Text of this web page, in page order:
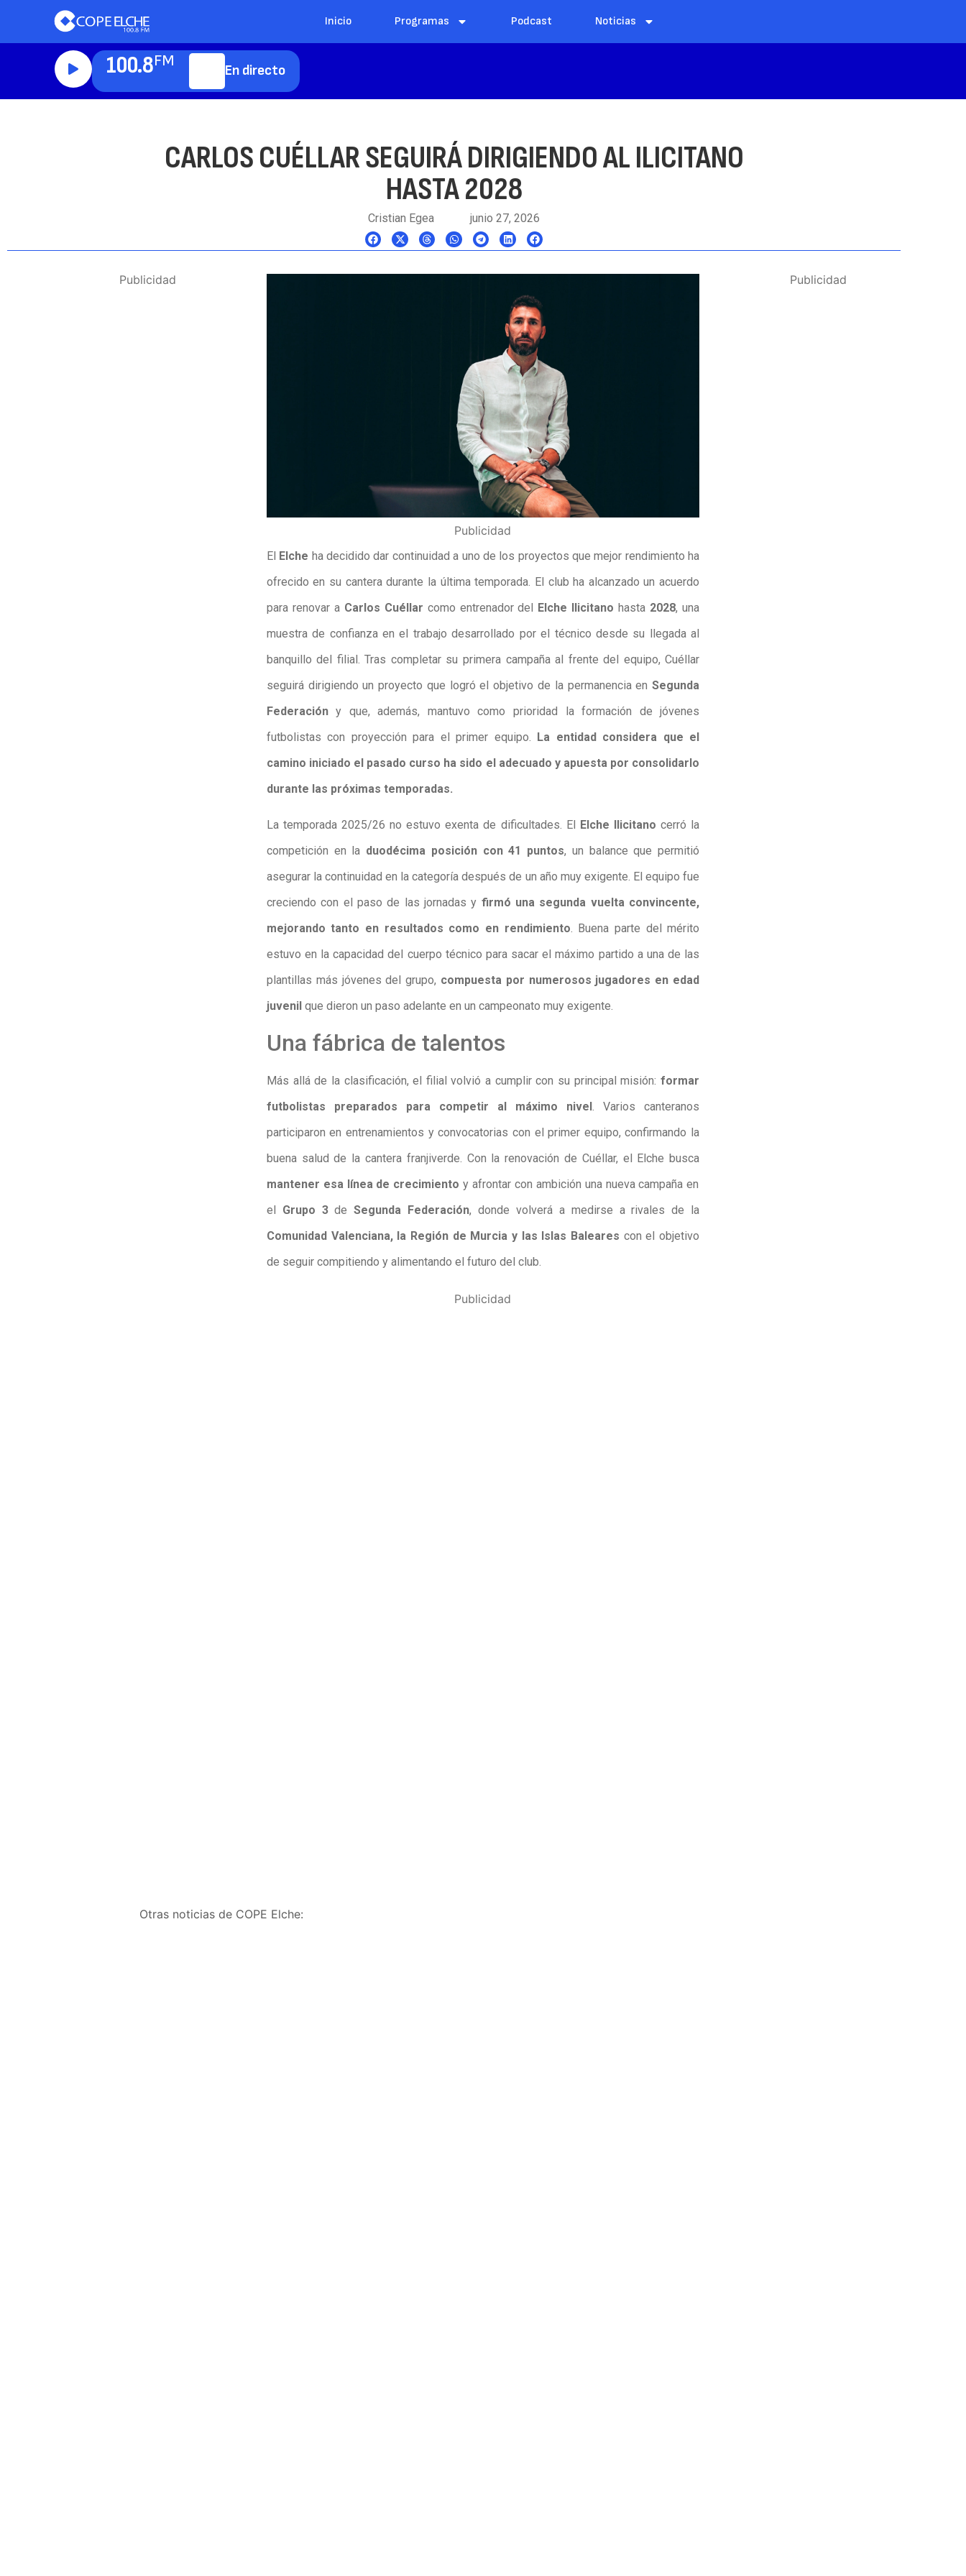
Inicio Programas Podcast Noticias
100.8FM
En directo
CARLOS CUÉLLAR SEGUIRÁ DIRIGIENDO AL ILICITANO
HASTA 2028
Cristian Egea junio 27, 2026
Publicidad
Publicidad
El Elche ha decidido dar continuidad a uno de los proyectos que mejor rendimiento ha
ofrecido en su cantera durante la última temporada. El club ha alcanzado un acuerdo
para renovar a Carlos Cuéllar como entrenador del Elche Ilicitano hasta 2028, una
muestra de confianza en el trabajo desarrollado por el técnico desde su llegada al
banquillo del filial. Tras completar su primera campaña al frente del equipo, Cuéllar
seguirá dirigiendo un proyecto que logró el objetivo de la permanencia enSegunda
Federacióny que, además, mantuvo como prioridad la formación de jóvenes
futbolistas con proyección para el primer equipo. La entidad considera que el
camino iniciado el pasado curso ha sido el adecuado y apuesta por consolidarlo
durante las próximas temporadas.
La temporada 2025/26 no estuvo exenta de dificultades. El Elche Ilicitano cerró la
competición en la duodécima posición con 41 puntos, un balance que permitió
asegurar la continuidad en la categoría después de un año muy exigente. El equipo fue
creciendo con el paso de las jornadas y firmó una segunda vuelta convincente,
mejorando tanto en resultados como en rendimiento. Buena parte del mérito
estuvo en la capacidad del cuerpo técnico para sacar el máximo partido a una de las
plantillas más jóvenes del grupo, compuesta por numerosos jugadores en edad
juvenilque dieron un paso adelante en un campeonato muy exigente.
Una fábrica de talentos
Más allá de la clasificación, el filial volvió a cumplir con su principal misión:formar
futbolistas preparados para competir al máximo nivel. Varios canteranos
participaron en entrenamientos y convocatorias con el primer equipo, confirmando la
buena salud de la cantera franjiverde. Con la renovación de Cuéllar, el Elche busca
mantener esa línea de crecimiento y afrontar con ambición una nueva campaña en
el Grupo 3deSegunda Federación, donde volverá a medirse a rivales de la
Comunidad Valenciana, la Región de Murcia y las Islas Baleares con el objetivo
de seguir compitiendo y alimentando el futuro del club.
Publicidad
Publicidad
Otras noticias de COPE Elche: